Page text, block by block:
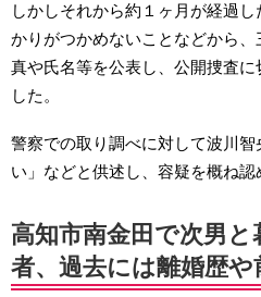
しかしそれから約１ヶ月が経過
かりがつかめないことなどから
真や氏名等を公表し、公開捜査
した。
警察での取り調べに対して波川
い」などと供述し、容疑を概ね認
高知市南金田で次男
者、過去には離婚歴や